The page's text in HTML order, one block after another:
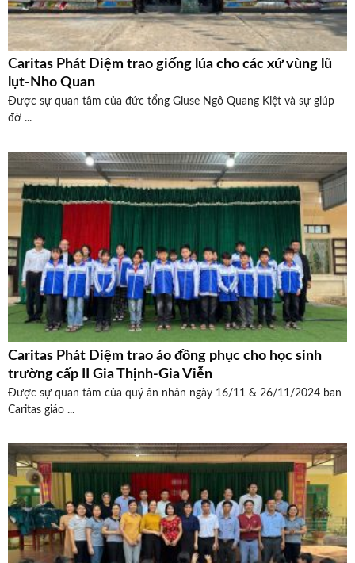
Caritas Phát Diệm trao giống lúa cho các xứ vùng lũ
lụt-Nho Quan
Được sự quan tâm của đức tổng Giuse Ngô Quang Kiệt và sự giúp
đỡ ...
Caritas Phát Diệm trao áo đồng phục cho học sinh
trường cấp II Gia Thịnh-Gia Viễn
Được sự quan tâm của quý ân nhân ngày 16/11 & 26/11/2024 ban
Caritas giáo ...